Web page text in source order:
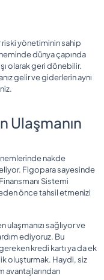
yönetiminin sahip
dünya çapında
olarak geri dönebilir.
gelir ve giderlerin aynı
Ulaşmanın
nakde
Figopara sayesinde
Sistemi
önce tahsil etmenizi
sağlıyor ve
ediyoruz. Bu
kredi kartı ya da ek
oluşturmak. Haydi, siz
avantajlarından